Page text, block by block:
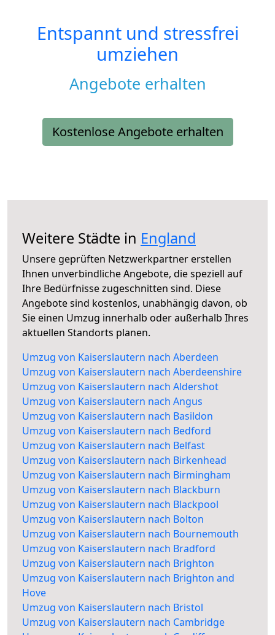
Entspannt und stressfrei
umziehen
Angebote erhalten
Kostenlose Angebote erhalten
Weitere Städte in England
Unsere geprüften Netzwerkpartner erstellen
Ihnen unverbindliche Angebote, die speziell auf
Ihre Bedürfnisse zugeschnitten sind. Diese
Angebote sind kostenlos, unabhängig davon, ob
Sie einen Umzug innerhalb oder außerhalb Ihres
aktuellen Standorts planen.
Umzug von Kaiserslautern nach Aberdeen
Umzug von Kaiserslautern nach Aberdeenshire
Umzug von Kaiserslautern nach Aldershot
Umzug von Kaiserslautern nach Angus
Umzug von Kaiserslautern nach Basildon
Umzug von Kaiserslautern nach Bedford
Umzug von Kaiserslautern nach Belfast
Umzug von Kaiserslautern nach Birkenhead
Umzug von Kaiserslautern nach Birmingham
Umzug von Kaiserslautern nach Blackburn
Umzug von Kaiserslautern nach Blackpool
Umzug von Kaiserslautern nach Bolton
Umzug von Kaiserslautern nach Bournemouth
Umzug von Kaiserslautern nach Bradford
Umzug von Kaiserslautern nach Brighton
Umzug von Kaiserslautern nach Brighton and
Hove
Umzug von Kaiserslautern nach Bristol
Umzug von Kaiserslautern nach Cambridge